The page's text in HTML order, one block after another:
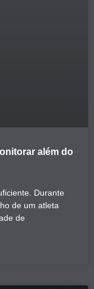
além do
Durante
de um atleta
de